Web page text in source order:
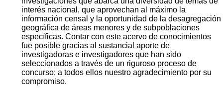
interés nacional, que aprovechan al máximo la
información censal y la oportunidad de la desagregación
geográfica de áreas menores y de subpoblaciones
específicas. Contar con este acervo de conocimientos
fue posible gracias al sustancial aporte de
investigadoras e investigadores que han sido
seleccionados a través de un riguroso proceso de
concurso; a todos ellos nuestro agradecimiento por su
compromiso.